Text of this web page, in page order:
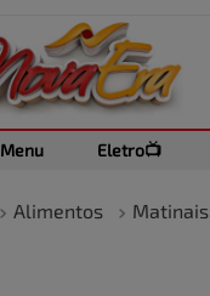
Menu Eletro📺
Alimentos Matinais